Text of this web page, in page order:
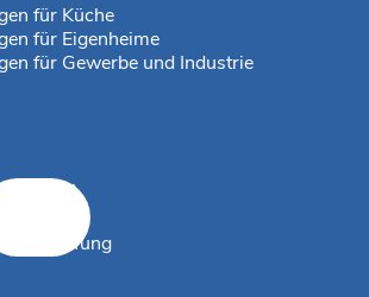
für Küche
für Eigenheime
für Gewerbe und Industrie